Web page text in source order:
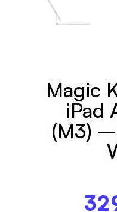
Magic
iPad
(M3)